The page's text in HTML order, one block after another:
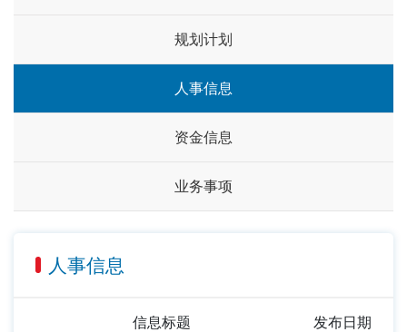
规划计划
人事信息
资金信息
业务事项
人事信息
信息标题 发布日期